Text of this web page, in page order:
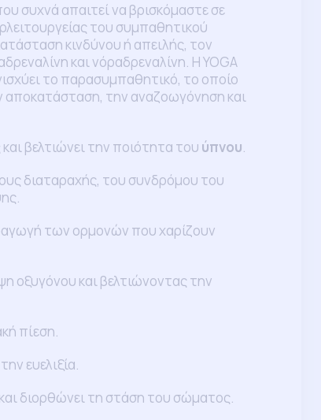
συχνά απαιτεί να βρισκόμαστε σε
του συμπαθητικού
κινδύνου ή απειλής, τον
και νόραδρεναλίνη. Η YOGA
το παρασυμπαθητικό, τo οποίο
αποκατάσταση, την αναζοωγόνηση και
και βελτιώνει την ποιότητα του ύπνου.
διαταραχής, του συνδρόμου του
των ορμονών που χαρίζουν
οξυγόνου και βελτιώνοντας την
πίεση.
ευελιξία.
και διορθώνει τη στάση του σώματος.